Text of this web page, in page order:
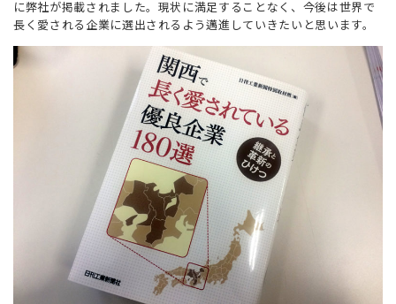
に弊社が掲載されました。現状に満足することなく、今後は世界で
長く愛される企業に選出されるよう邁進していきたいと思います。